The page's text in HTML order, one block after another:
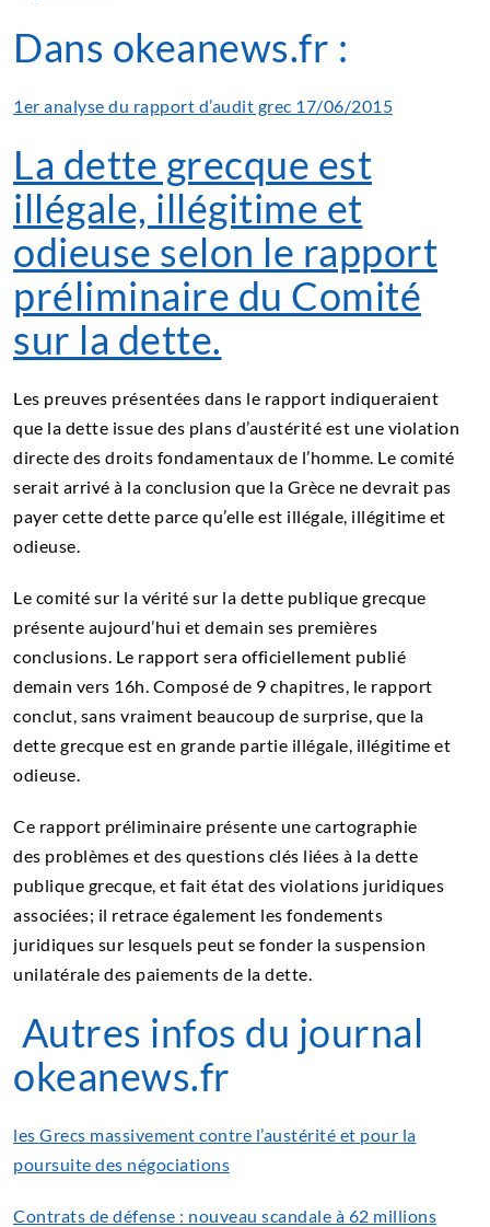
Dans okeanews.fr :
1er analyse du rapport d’audit grec 17/06/2015
La dette grecque est
illégale, illégitime et
odieuse selon le rapport
préliminaire du Comité
sur la dette.
Les preuves présentées dans le rapport indiqueraient
que la dette issue des plans d’austérité est une violation
directe des droits fondamentaux de l’homme. Le comité
serait arrivé à la conclusion que la Grèce ne devrait pas
payer cette dette parce qu’elle est illégale, illégitime et
odieuse.
Le comité sur la vérité sur la dette publique grecque
présente aujourd’hui et demain ses premières
conclusions. Le rapport sera officiellement publié
demain vers 16h. Composé de 9 chapitres, le rapport
conclut, sans vraiment beaucoup de surprise, que la
dette grecque est en grande partie illégale, illégitime et
odieuse.
Ce rapport préliminaire présente une cartographie
des problèmes et des questions clés liées à la dette
publique grecque, et fait état des violations juridiques
associées; il retrace également les fondements
juridiques sur lesquels peut se fonder la suspension
unilatérale des paiements de la dette.
Autres infos du journal
okeanews.fr
les Grecs massivement contre l’austérité et pour la
poursuite des négociations
Contrats de défense : nouveau scandale à 62 millions